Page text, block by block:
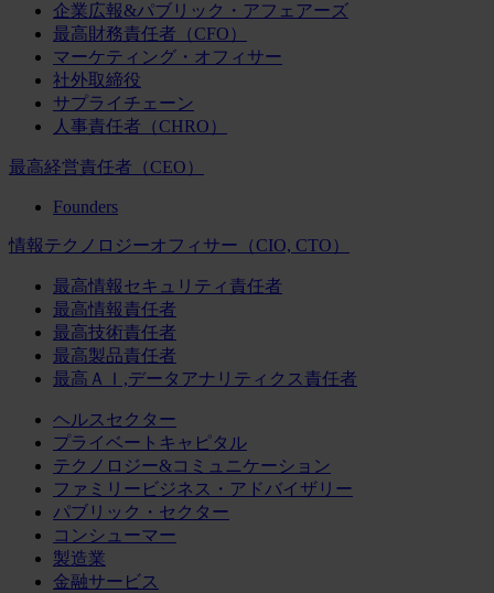
企業広報&パブリック・アフェアーズ
最高財務責任者（CFO）
マーケティング・オフィサー
社外取締役
サプライチェーン
人事責任者（CHRO）
最高経営責任者（CEO）
Founders
情報テクノロジーオフィサー（CIO, CTO）
最高情報セキュリティ責任者
最高情報責任者
最高技術責任者
最高製品責任者
最高ＡＩ,データアナリティクス責任者
ヘルスセクター
プライベートキャピタル
テクノロジー&コミュニケーション
ファミリービジネス・アドバイザリー
パブリック・セクター
コンシューマー
製造業
金融サービス